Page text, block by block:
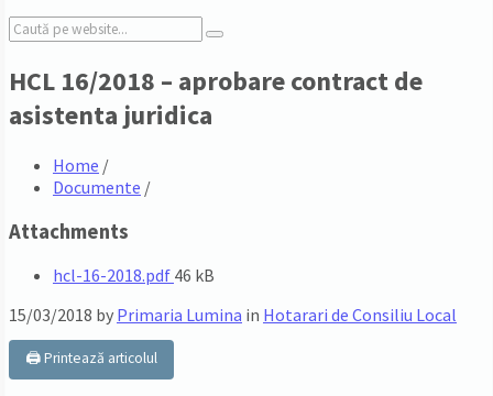
Search:
HCL 16/2018 – aprobare contract de
asistenta juridica
Home /
Documente /
Attachments
hcl-16-2018.pdf File
46 kB
15/03/2018 by Primaria Lumina in Hotarari de Consiliu Local
🖨️ Printează articolul